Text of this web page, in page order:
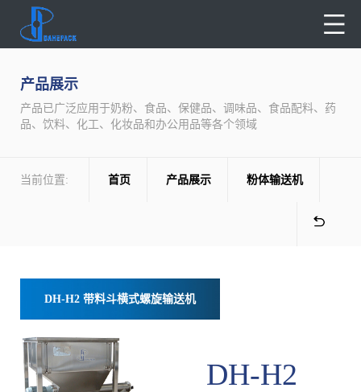
产品展示
产品已广泛应用于奶粉、食品、保健品、调味品、食品配料、药
品、饮料、化工、化妆品和办公用品等各个领域
当前位置: 首页 产品展示 粉体输送机
DH-H2 带料斗横式螺旋输送机
DH-H2